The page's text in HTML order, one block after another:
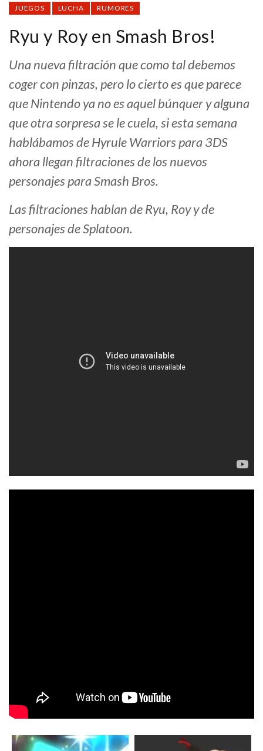
JUEGOS LUCHA RUMORES
Ryu y Roy en Smash Bros!
Una nueva filtración que como tal debemos
coger con pinzas, pero lo cierto es que parece
que Nintendo ya no es aquel búnquer y alguna
que otra sorpresa se le cuela, si esta semana
hablábamos de Hyrule Warriors para 3DS
ahora llegan filtraciones de los nuevos
personajes para Smash Bros.
Las filtraciones hablan de Ryu, Roy y de
personajes de Splatoon.